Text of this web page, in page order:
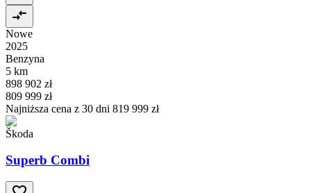
Nowe
2025
Benzyna
5 km
898 902 zł
809 999 zł
Najniższa cena z 30 dni 819 999 zł
Škoda
Superb Combi